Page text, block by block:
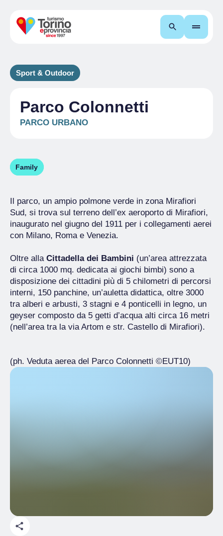
Cerca
Sport & Outdoor
Parco Colonnetti
PARCO URBANO
Family
Il parco, un ampio polmone verde in zona Mirafiori
Sud, si trova sul terreno dell’ex aeroporto di Mirafiori,
inaugurato nel giugno del 1911 per i collegamenti aerei
con Milano, Roma e Venezia.
Oltre alla Cittadella dei Bambini (un’area attrezzata
di circa 1000 mq. dedicata ai giochi bimbi) sono a
disposizione dei cittadini più di 5 chilometri di percorsi
interni, 150 panchine, un’auletta didattica, oltre 3000
tra alberi e arbusti, 3 stagni e 4 ponticelli in legno, un
geyser composto da 5 getti d’acqua alti circa 16 metri
(nell’area tra la via Artom e str. Castello di Mirafiori).
(ph. Veduta aerea del Parco Colonnetti ©EUT10)